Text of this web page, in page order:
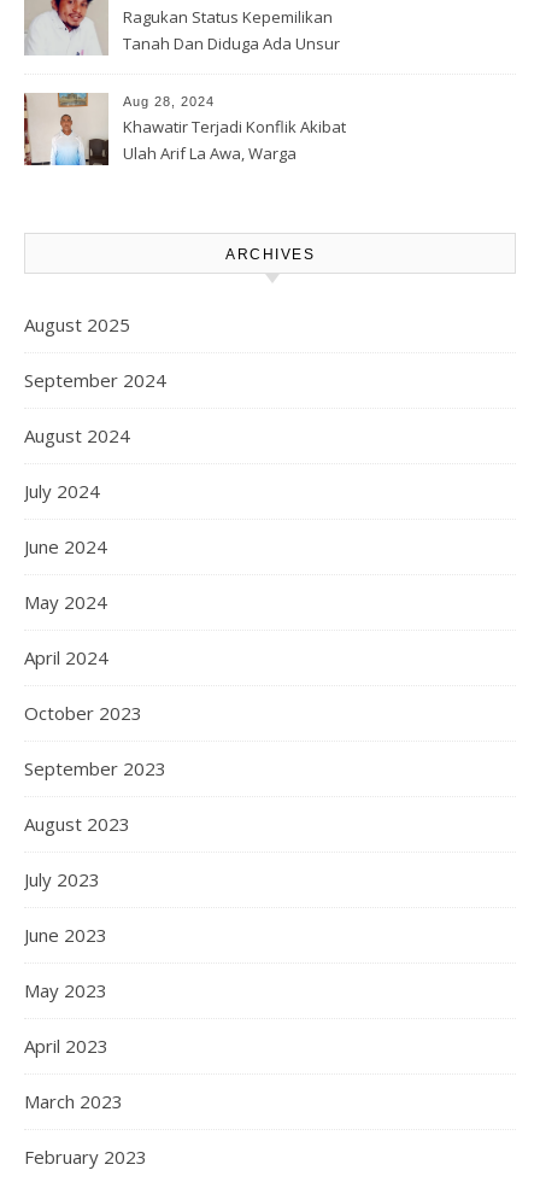
Ragukan Status Kepemilikan
Tanah Dan Diduga Ada Unsur
Korporasi Harita, GPM Halsel
Minta Polres Panggil Dan
Tetapkan Bapak Arif La Awa
Aug 28, 2024
Khawatir Terjadi Konflik Akibat
Ulah Arif La Awa, Warga
ARCHIVES
August 2025
September 2024
August 2024
July 2024
June 2024
May 2024
April 2024
October 2023
September 2023
August 2023
July 2023
June 2023
May 2023
April 2023
March 2023
February 2023